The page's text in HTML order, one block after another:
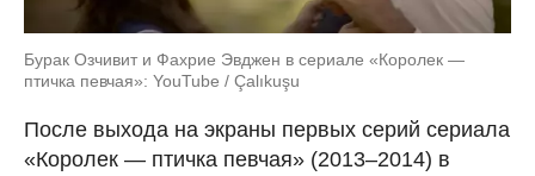
Бурак Озчивит и Фахрие Эвджен в сериале «Королек —
птичка певчая»: YouTube / Çalıkuşu
После выхода на экраны первых серий сериала
«Королек — птичка певчая» (2013–2014) в